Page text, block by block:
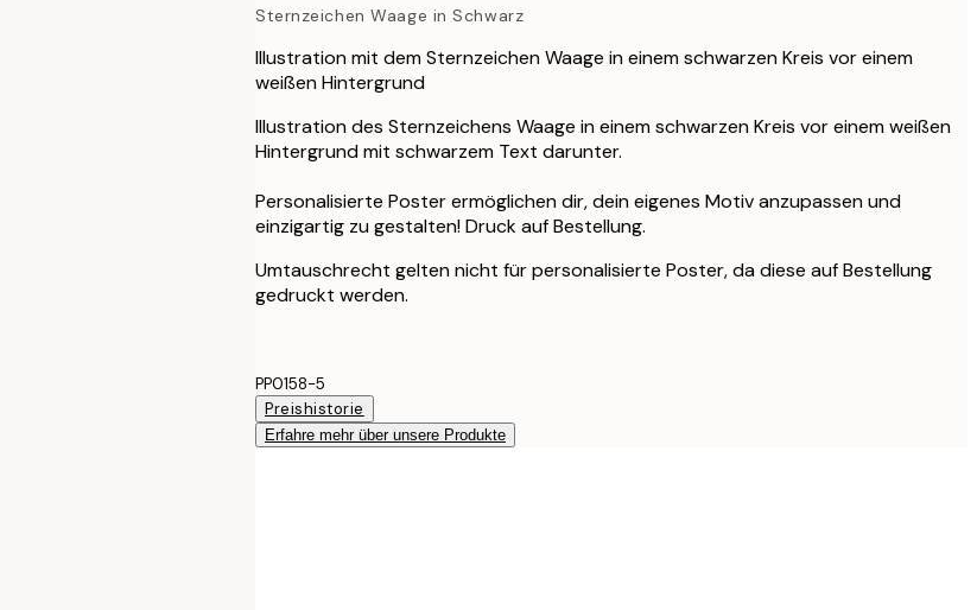
Sternzeichen Waage in Schwarz
Illustration mit dem Sternzeichen Waage in einem schwarzen Kreis vor einem
weißen Hintergrund
Illustration des Sternzeichens Waage in einem schwarzen Kreis vor einem weißen
Hintergrund mit schwarzem Text darunter.
Personalisierte Poster ermöglichen dir, dein eigenes Motiv anzupassen und
einzigartig zu gestalten! Druck auf Bestellung.
Umtauschrecht gelten nicht für personalisierte Poster, da diese auf Bestellung
gedruckt werden.
PP0158-5
Preishistorie
Erfahre mehr über unsere Produkte